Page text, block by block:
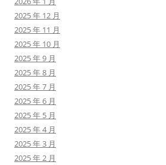
2025 年 12 月
2025 年 11 月
2025 年 10 月
2025 年 9 月
2025 年 8 月
2025 年 7 月
2025 年 6 月
2025 年 5 月
2025 年 4 月
2025 年 3 月
2025 年 2 月